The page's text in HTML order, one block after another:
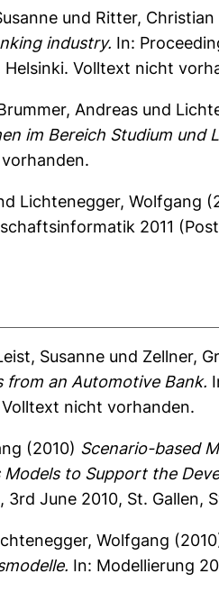
und Ritter, Christian
industry. In:
Helsinki. Volltext nicht
Andreas und
im Bereich Studium und
Lichtenegger, Wolfgang
2011
Susanne und Zellner,
from an Automotive Bank.
Volltext nicht vorhanden.
(2010) Scenario-based
to Support the
3rd June 2010, St. Gallen,
Wolfgang
In: Modellierung